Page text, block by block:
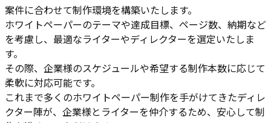
案件に合わせて制作環境を構築いたします。
ホワイトペーパーのテーマや達成目標、ページ数、納期など
を考慮し、最適なライターやディレクターを選定いたしま
す。
その際、企業様のスケジュールや希望する制作本数に応じて
柔軟に対応可能です。
これまで多くのホワイトペーパー制作を手がけてきたディレ
クター陣が、企業様とライターを仲介するため、安心して制